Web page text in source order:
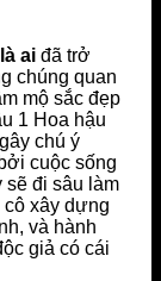
ai đã trở
chúng quan
mộ sắc đẹp
1 Hoa hậu
chú ý
cuộc sống
sẽ đi sâu làm
xây dựng
và hành
giả có cái